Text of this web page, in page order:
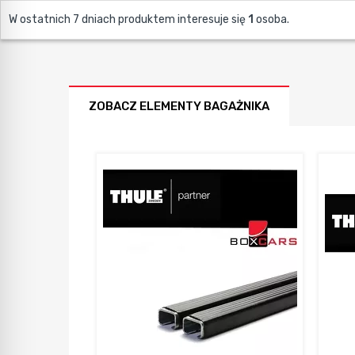
ZOBACZ ELEMENTY BAGAŻNIKA
W ostatnich 7 dniach produktem interesuje się 1 osoba.